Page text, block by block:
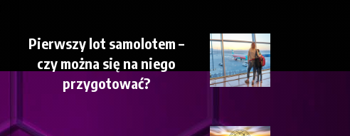
Pierwszy lot samolotem –
czy można się na niego
przygotować?